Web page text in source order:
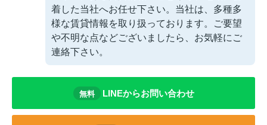
着した当社へお任せ下さい。当社は、多種多
様な賃貸情報を取り扱っております。ご要望
や不明な点などございましたら、お気軽にご
連絡下さい。
無料 LINEからお問い合わせ